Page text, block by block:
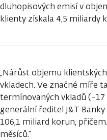
dluhopisových emisí v
klienty získala 4,5 miliardy
„Nárůst objemu
vkladech. Ve značné míře
termínovaných vkladů (-17
generální ředitel J&T
106,1 miliard korun,
měsíců.“